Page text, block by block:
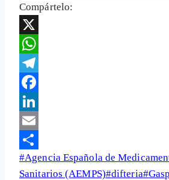
Compártelo:
X
WhatsApp
Telegram
Facebook
LinkedIn
Email
Share
Etiquetas
de
#Agencia Española de
Sanitarios (AEMPS)#difteria#